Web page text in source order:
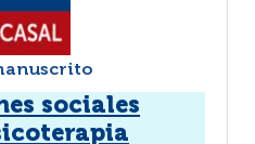
sociales